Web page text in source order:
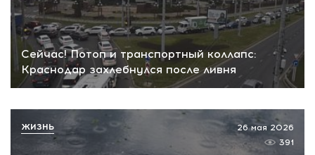
Сейчас! Потоп и транспортный коллапс:
Краснодар захлебнулся после ливня
26 мая 2026
391
ЖИЗНЬ